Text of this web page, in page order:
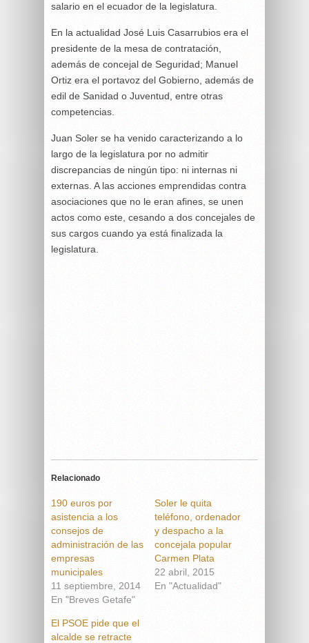
salario en el ecuador de la legislatura.
En la actualidad José Luis Casarrubios era el
presidente de la mesa de contratación,
además de concejal de Seguridad; Manuel
Ortiz era el portavoz del Gobierno, además de
edil de Sanidad o Juventud, entre otras
competencias.
Juan Soler se ha venido caracterizando a lo
largo de la legislatura por no admitir
discrepancias de ningún tipo: ni internas ni
externas. A las acciones emprendidas contra
asociaciones que no le eran afines, se unen
actos como este, cesando a dos concejales de
sus cargos cuando ya está finalizada la
legislatura.
Relacionado
190 euros por
asistencia a los
consejos de
administración de las
empresas
municipales
11 septiembre, 2014
En "Breves Getafe"
Soler le quita
teléfono, ordenador
y despacho a la
concejala popular
Carmen Plata
22 abril, 2015
En "Actualidad"
El PSOE pide que el
alcalde se retracte